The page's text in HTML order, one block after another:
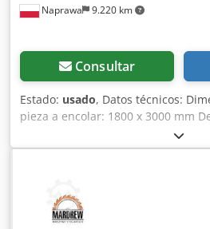
Naprawa 9.220 km
Consultar
Estado: usado, Datos técnicos:
pieza a encolar: 1800 x 3000 mm
prensas verticales (superiores) 2
(laterales) Prensas hidráulicas
Potencia del motor: 2,5 kW